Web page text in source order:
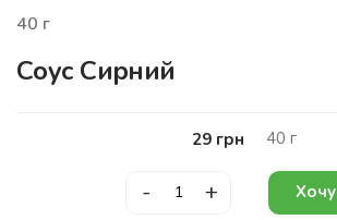
40 г
Соус Сирний
29 грн 40 г
- + Хочу